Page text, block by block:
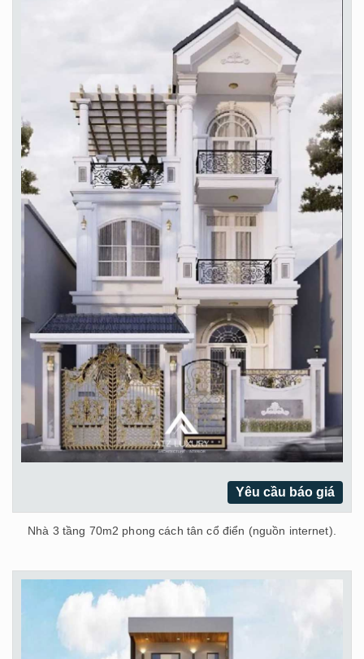
Yêu cầu báo giá
Nhà 3 tầng 70m2 phong cách tân cổ điển (nguồn internet).